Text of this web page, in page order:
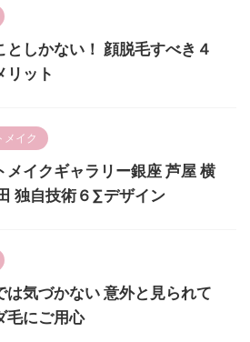
としかない！ 顔脱毛すべき４
リット
メイク
メイクギャラリー銀座 芦屋 横
独自技術６∑デザイン
は気づかない 意外と見られて
毛にご用心